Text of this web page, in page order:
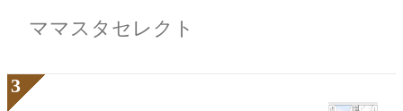
ママスタセレクト